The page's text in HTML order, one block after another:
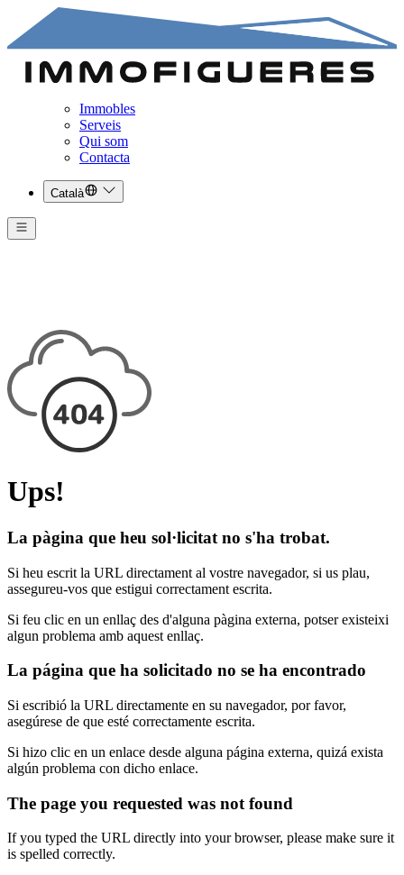
Immobles
Serveis
Qui som
Contacta
Català
Ups!
La pàgina que heu sol·licitat no s'ha trobat.
Si heu escrit la URL directament al vostre navegador, si us plau,
assegureu-vos que estigui correctament escrita.
Si feu clic en un enllaç des d'alguna pàgina externa, potser existeixi
algun problema amb aquest enllaç.
La página que ha solicitado no se ha encontrado
Si escribió la URL directamente en su navegador, por favor,
asegúrese de que esté correctamente escrita.
Si hizo clic en un enlace desde alguna página externa, quizá exista
algún problema con dicho enlace.
The page you requested was not found
If you typed the URL directly into your browser, please make sure it
is spelled correctly.